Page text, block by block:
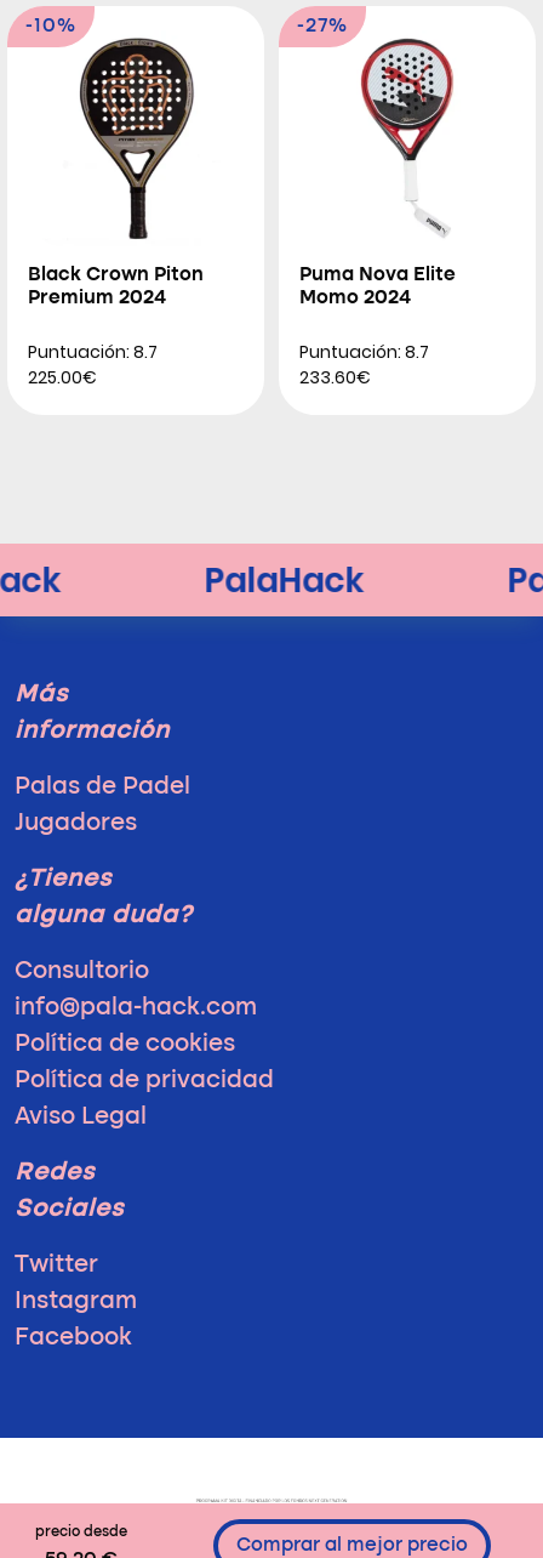
precio desde
Comprar al mejor precio
-10%
Black Crown Piton
Premium 2024
Puntuación: 8.7
225.00€
-27%
Puma Nova Elite
Momo 2024
Puntuación: 8.7
233.60€
Más
información
Palas de Padel
Jugadores
¿Tienes
alguna duda?
Consultorio
info@pala-hack.com
Política de cookies
Política de privacidad
Aviso Legal
Redes
Sociales
Twitter
Instagram
Facebook